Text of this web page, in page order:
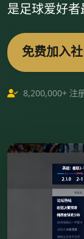
是足球爱好者
免费加入
8,200,000+ 注